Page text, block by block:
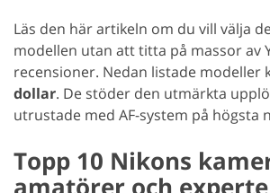
Läs den här artikeln om du vill välja
modellen utan att titta på massor av
recensioner. Nedan listade modeller
dollar. De stöder den utmärkta
utrustade med AF-system på högsta
Topp 10 Nikons
amatörer och